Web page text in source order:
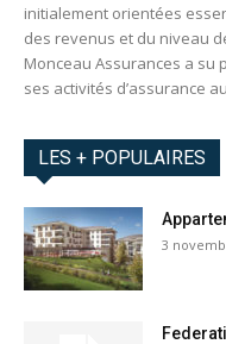
initialement orientées
des revenus et du niveau
Monceau Assurances a
ses activités d’assurance
LES + POPULAIRES
3